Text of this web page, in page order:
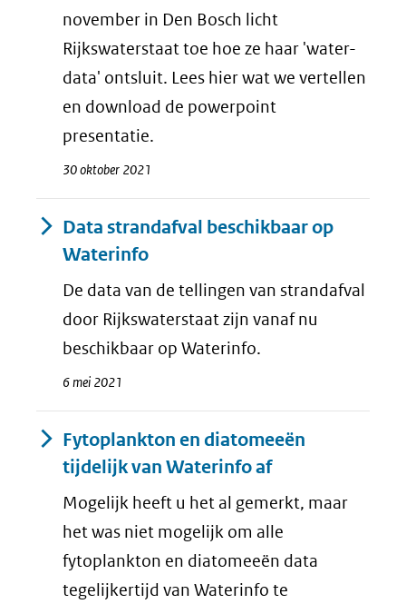
november in Den Bosch licht
Rijkswaterstaat toe hoe ze haar 'water-
data' ontsluit. Lees hier wat we vertellen
en download de powerpoint
presentatie.
30 oktober 2021
Data strandafval beschikbaar op
Waterinfo
De data van de tellingen van strandafval
door Rijkswaterstaat zijn vanaf nu
beschikbaar op Waterinfo.
6 mei 2021
Fytoplankton en diatomeeën
tijdelijk van Waterinfo af
Mogelijk heeft u het al gemerkt, maar
het was niet mogelijk om alle
fytoplankton en diatomeeën data
tegelijkertijd van Waterinfo te